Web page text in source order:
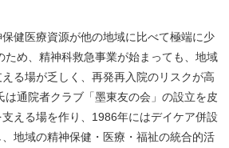
健医療資源が他の地域に比べて極端に少
ため、精神科救急事業が始まっても、地域
る場が乏しく、再発再入院のリスクが高
は通院者クラブ「墨東友の会」の設立を皮
える場を作り、1986年にはデイケア併設
地域の精神保健・医療・福祉の統合的活